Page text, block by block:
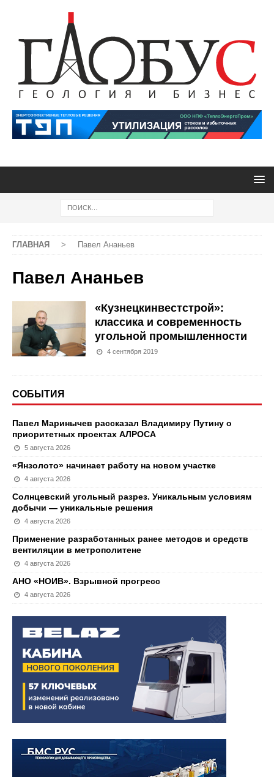
ГЛАВНАЯ > Павел Ананьев
Павел Ананьев
«Кузнецкинвестстрой»:
классика и современность
угольной промышленности
4 сентября 2019
СОБЫТИЯ
Павел Маринычев рассказал Владимиру Путину о
приоритетных проектах АЛРОСА
5 августа 2026
«Янзолото» начинает работу на новом участке
4 августа 2026
Солнцевский угольный разрез. Уникальным условиям
добычи — уникальные решения
4 августа 2026
Применение разработанных ранее методов и средств
вентиляции в метрополитене
4 августа 2026
АНО «НОИВ». Взрывной прогресс
4 августа 2026